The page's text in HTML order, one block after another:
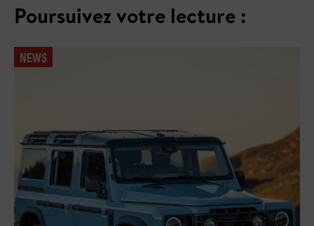
Poursuivez votre lecture :
NEWS